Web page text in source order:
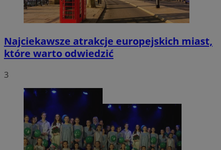
Najciekawsze atrakcje europejskich miast,
które warto odwiedzić
3